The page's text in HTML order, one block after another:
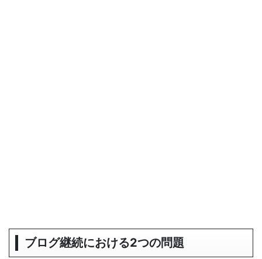
ブログ継続における2つの問題